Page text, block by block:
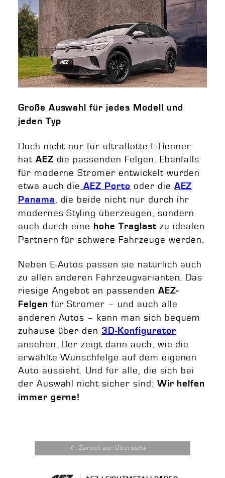
Große Auswahl für jedes Modell und
jeden Typ
Doch nicht nur für ultraflotte E-Renner
hat AEZ die passenden Felgen. Ebenfalls
für moderne Stromer entwickelt wurden
etwa auch die AEZ Porto oder die AEZ
Panama, die beide nicht nur durch ihr
modernes Styling überzeugen, sondern
auch durch eine hohe Traglast zu idealen
Partnern für schwere Fahrzeuge werden.
Neben E-Autos passen sie natürlich auch
zu allen anderen Fahrzeugvarianten. Das
riesige Angebot an passenden AEZ-
Felgen für Stromer – und auch alle
anderen Autos – kann man sich bequem
zuhause über den3D-Konfigurator
ansehen. Der zeigt dann auch, wie die
erwählte Wunschfelge auf dem eigenen
Auto aussieht. Und für alle, die sich bei
der Auswahl nicht sicher sind: Wir helfen
immer gerne!
Zurück zur Übersicht